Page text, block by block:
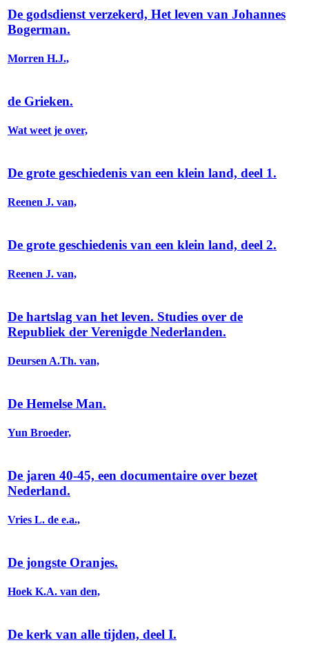
De godsdienst verzekerd, Het leven van Johannes
Bogerman.
Morren H.J.,
de Grieken.
Wat weet je over,
De grote geschiedenis van een klein land, deel 1.
Reenen J. van,
De grote geschiedenis van een klein land, deel 2.
Reenen J. van,
De hartslag van het leven. Studies over de
Republiek der Verenigde Nederlanden.
Deursen A.Th. van,
De Hemelse Man.
Yun Broeder,
De jaren 40-45, een documentaire over bezet
Nederland.
Vries L. de e.a.,
De jongste Oranjes.
Hoek K.A. van den,
De kerk van alle tijden, deel I.